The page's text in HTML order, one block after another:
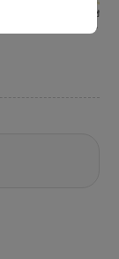
毎日がいつでもオト
るポイントが6％もら